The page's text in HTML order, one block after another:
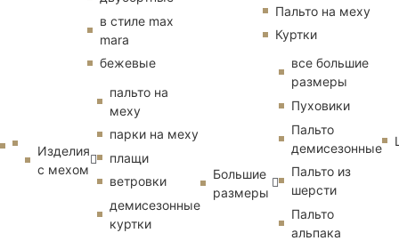
в стиле max
mara
бежевые
Изделия
с мехом
пальто на
меху
парки на меху
плащи
ветровки
демисезонные
куртки
Пальто на меху
Куртки
Большие
размеры
все большие
размеры
Пуховики
Пальто
демисезонные
Пальто из
шерсти
Пальто
альпака